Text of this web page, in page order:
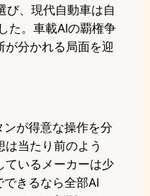
び、現代自動車は自
た。車載AIの覇権争
が分かれる局面を迎
が得意な操作を分
当たり前のよう
ているメーカーは少
きるなら全部AI